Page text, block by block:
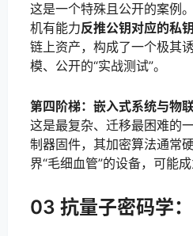
这是一个特殊且公开的案例
机有能力反推公钥对应的私钥
链上资产，构成了一个极其
模、公开的“实战测试”。
第四阶梯：嵌入式系统与物
这是最复杂、迁移最困难的
制器固件，其加密算法通常
界“毛细血管”的设备，可能
03 抗量子密码学